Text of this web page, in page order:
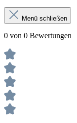
Menü schließen
0 von 0 Bewertungen